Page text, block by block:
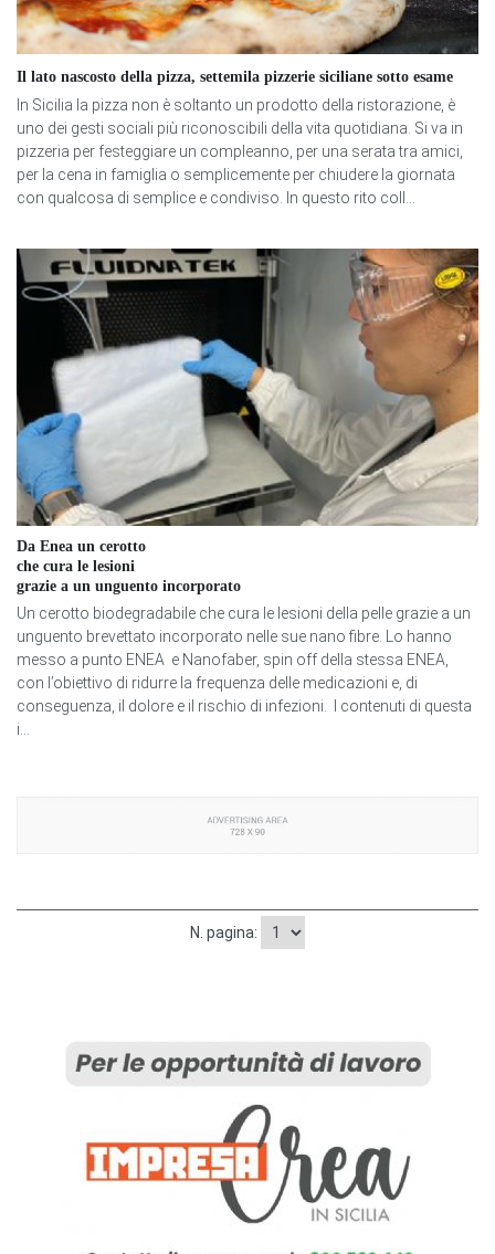
Il lato nascosto della pizza, settemila pizzerie siciliane sotto esame
In Sicilia la pizza non è soltanto un prodotto della ristorazione, è
uno dei gesti sociali più riconoscibili della vita quotidiana. Si va in
pizzeria per festeggiare un compleanno, per una serata tra amici,
per la cena in famiglia o semplicemente per chiudere la giornata
con qualcosa di semplice e condiviso. In questo rito coll...
Da Enea un cerotto
che cura le lesioni
grazie a un unguento incorporato
Un cerotto biodegradabile che cura le lesioni della pelle grazie a un
unguento brevettato incorporato nelle sue nano fibre. Lo hanno
messo a punto ENEA e Nanofaber, spin off della stessa ENEA,
con l’obiettivo di ridurre la frequenza delle medicazioni e, di
conseguenza, il dolore e il rischio di infezioni. I contenuti di questa
i...
N. pagina: